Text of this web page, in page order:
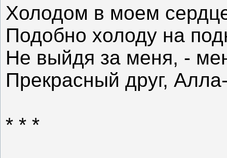
Холодом в моем
Подобно холоду на
Не выйдя за меня, -
Прекрасный друг,
* * *